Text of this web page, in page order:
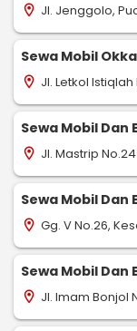
location_on Jl. Jenggolo,
Sewa Mobil
location_on Jl. Letkol Istiqlah
Sewa Mobil
location_on Jl. Mastrip No.24
Sewa Mobil
location_on Gg. V No.26,
Sewa Mobil
location_on Jl. Imam Bonjol